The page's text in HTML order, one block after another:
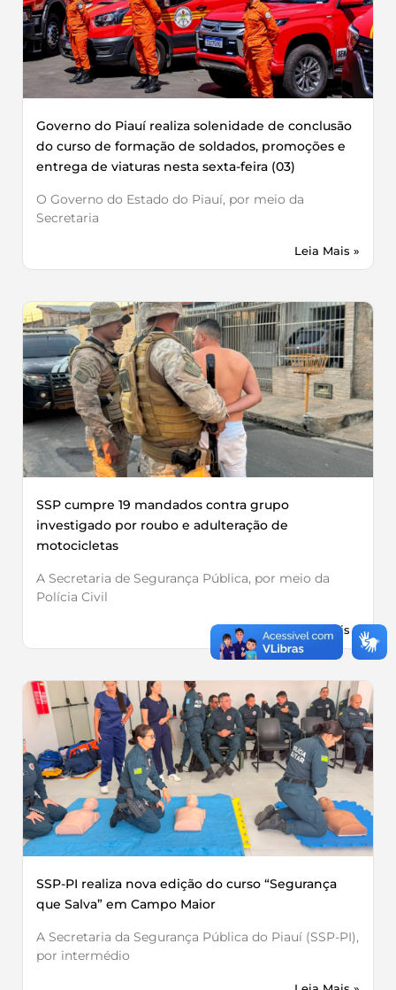
Governo do Piauí realiza solenidade de conclusão
do curso de formação de soldados, promoções e
entrega de viaturas nesta sexta-feira (03)
O Governo do Estado do Piauí, por meio da
Secretaria
Leia Mais »
SSP cumpre 19 mandados contra grupo
investigado por roubo e adulteração de
motocicletas
A Secretaria de Segurança Pública, por meio da
Polícia Civil
Leia Mais »
SSP-PI realiza nova edição do curso “Segurança
que Salva” em Campo Maior
A Secretaria da Segurança Pública do Piauí (SSP-PI),
por intermédio